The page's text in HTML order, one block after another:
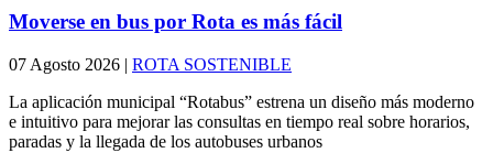
Moverse en bus por Rota es más fácil
07 Agosto 2026 | ROTA SOSTENIBLE
La aplicación municipal “Rotabus” estrena un diseño más moderno
e intuitivo para mejorar las consultas en tiempo real sobre horarios,
paradas y la llegada de los autobuses urbanos